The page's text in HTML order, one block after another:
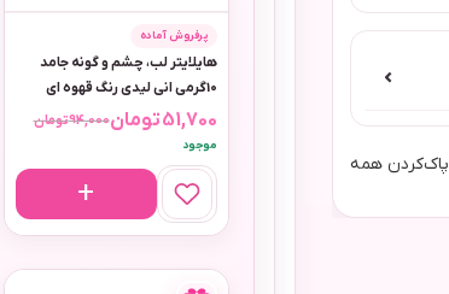
⌄
پاک‌کردن همه
پرفروش آماده
هایلایتر لب، چشم و گونه جامد
10گرمی انی لیدی رنگ قهوه ای
94,000تومان 51,700تومان
موجود